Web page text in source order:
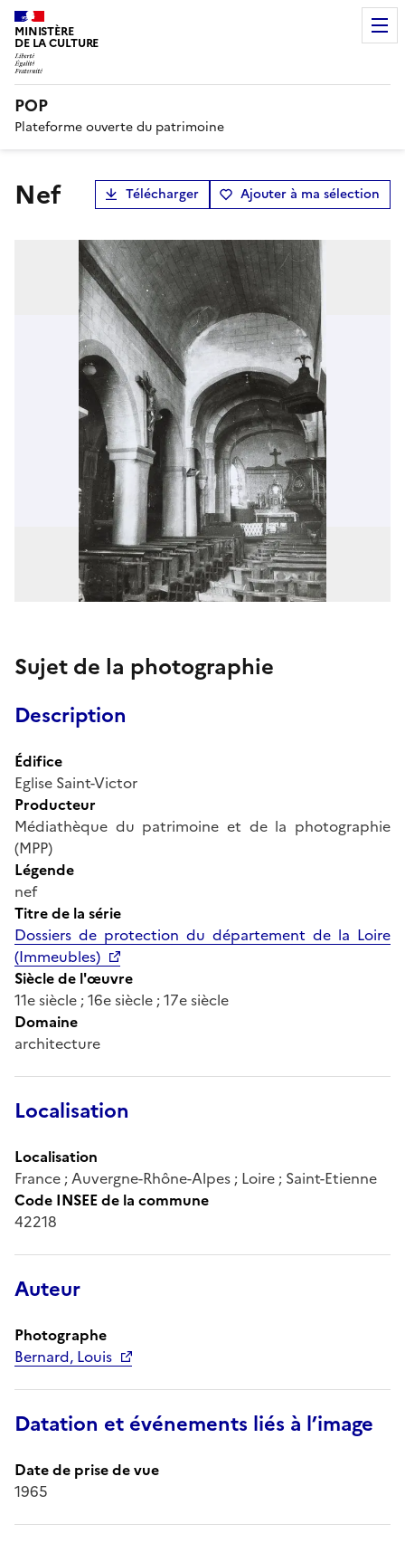
MINISTÈRE
DE LA CULTURE
POP
Plateforme ouverte du patrimoine
nef Télécharger Ajouter à ma sélection
Sujet de la photographie
Description
Édifice
Eglise Saint-Victor
Producteur
Médiathèque du patrimoine et de la photographie
(MPP)
Légende
nef
Titre de la série
Dossiers de protection du département de la Loire
(Immeubles)
Siècle de l'œuvre
11e siècle ; 16e siècle ; 17e siècle
Domaine
architecture
Localisation
Localisation
France ; Auvergne-Rhône-Alpes ; Loire ; Saint-Etienne
Code INSEE de la commune
42218
Auteur
Photographe
Bernard, Louis
Datation et événements liés à l’image
Date de prise de vue
1965